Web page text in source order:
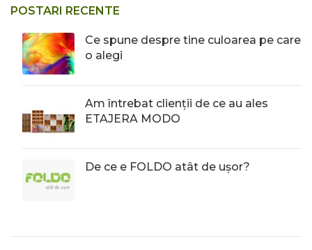
POSTARI RECENTE
Ce spune despre tine culoarea pe care
o alegi
Am întrebat clienții de ce au ales
ETAJERA MODO
De ce e FOLDO atât de ușor?